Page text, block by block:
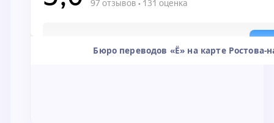
Бюро переводов «Ё» на карте